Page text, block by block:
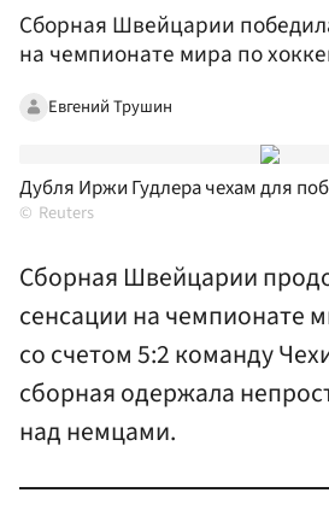
Сборная Швейцарии
на чемпионате мира по
Евгений Трушин
Дубля Иржи Гудлера чехам для
Reuters
Сборная Швейцарии
сенсации на чемпионате
со счетом 5:2 команду
сборная одержала
над немцами.